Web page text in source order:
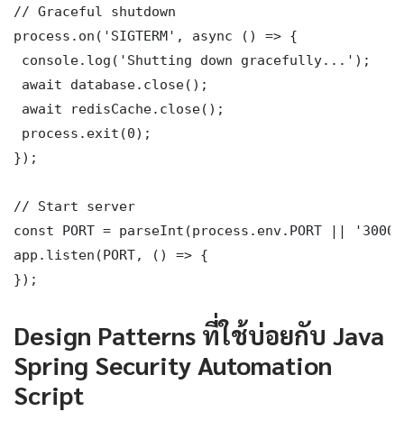
// Graceful shutdown
process.on('SIGTERM', async () => {
console.log('Shutting down gracefully...');
await database.close();
await redisCache.close();
process.exit(0);
});
// Start server
const PORT = parseInt(process.env.PORT ||
app.listen(PORT, () => {
});
Design Patterns ที่ใช้บ่อยกับ Java
Spring Security Automation
Script